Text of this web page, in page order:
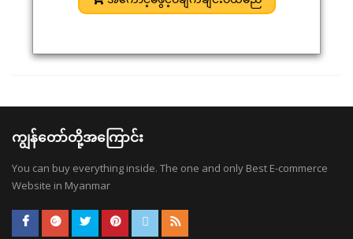
ကျွန်တော်တို့အကြောင်း
You can buy everything inside. The one and only Best E-commerce
Website in Myanmar